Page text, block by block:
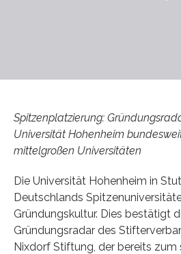
Spitzenplatzierung:
Universität Hohenheim
mittelgroßen Universitäten
Die Universität Hohenheim in
Deutschlands
Gründungskultur. Dies bestätigt
Gründungsradar des
Nixdorf Stiftung, der bereits zum